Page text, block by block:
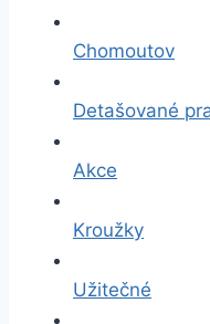
Chomoutov
Detašované
Akce
Kroužky
Užitečné